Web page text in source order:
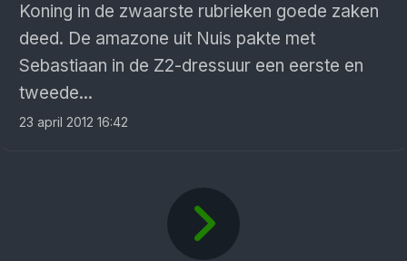
Koning in de zwaarste rubrieken goede zaken
deed. De amazone uit Nuis pakte met
Sebastiaan in de Z2-dressuur een eerste en
tweede...
23 april 2012 16:42